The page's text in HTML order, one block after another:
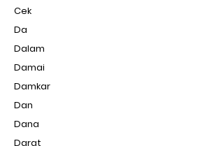
Cek
Da
Dalam
Damai
Damkar
Dan
Dana
Darat